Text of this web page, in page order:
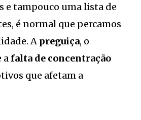
e tampouco uma lista de
é normal que percamos
A preguiça, o
a falta de concentração
que afetam a